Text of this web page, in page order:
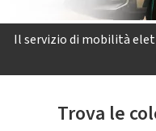
Il servizio di mobilità
Trova le